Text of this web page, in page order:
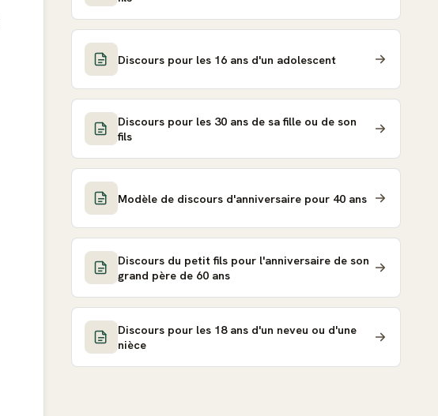
Discours pour les 16 ans d'un adolescent
Discours pour les 30 ans de sa fille ou de son
fils
Modèle de discours d'anniversaire pour 40 ans
Discours du petit fils pour l'anniversaire de son
grand père de 60 ans
Discours pour les 18 ans d'un neveu ou d'une
nièce